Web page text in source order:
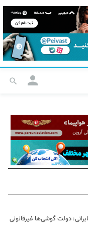
دولت گوشی‌ها غیرقانونی